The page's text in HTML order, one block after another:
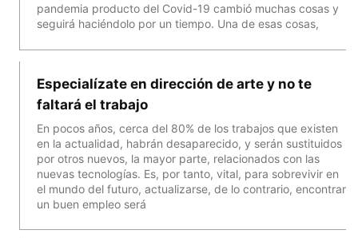
pandemia producto del Covid-19 cambió muchas cosas y
seguirá haciéndolo por un tiempo. Una de esas cosas,
Especialízate en dirección de arte y no te
faltará el trabajo
En pocos años, cerca del 80% de los trabajos que existen
en la actualidad, habrán desaparecido, y serán sustituidos
por otros nuevos, la mayor parte, relacionados con las
nuevas tecnologías. Es, por tanto, vital, para sobrevivir en
el mundo del futuro, actualizarse, de lo contrario, encontrar
un buen empleo será